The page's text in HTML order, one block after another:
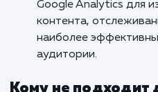
Analytics полезна
веб-разработкой.
посещаемость и
маркетинговых